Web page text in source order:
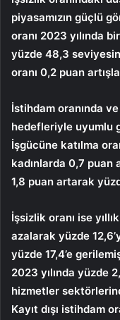
piyasamızın güçlü
oranı 2023 yılında
yüzde 48,3
oranı 0,2 puan
İstihdam oranında
hedefleriyle uyumlu
İşgücüne katılma
kadınlarda 0,7 puan
1,8 puan artarak
İşsizlik oranı ise
azalarak yüzde
yüzde 17,4’e
2023 yılında yüzde
hizmetler
Kayıt dışı istihdam